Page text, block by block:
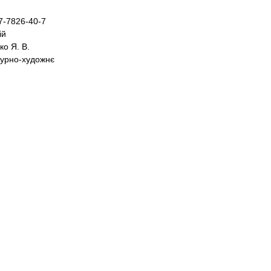
7826-40-7
Я. В.
художнє